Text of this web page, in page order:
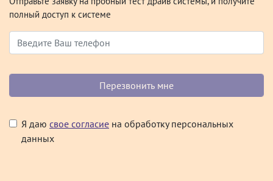
полный доступ к системе
Я даю свое согласие на обработку персональных
данных